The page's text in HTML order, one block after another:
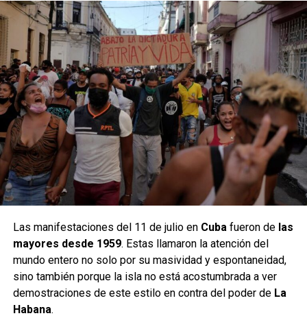
Las manifestaciones del 11 de julio en Cuba fueron de las
mayores desde 1959. Estas llamaron la atención del
mundo entero no solo por su masividad y espontaneidad,
sino también porque la isla no está acostumbrada a ver
demostraciones de este estilo en contra del poder de La
Habana.